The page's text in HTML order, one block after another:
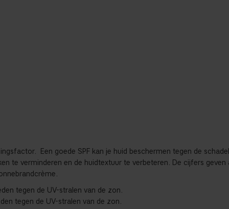
Een goede SPF kan je huid beschermen tegen de
te verminderen en de huidtextuur te verbeteren. De cijfers
tegen de UV-stralen van de zon.
tegen de UV-stralen van de zon.